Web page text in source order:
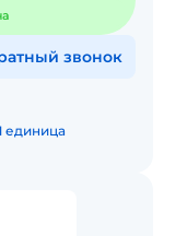
звонок
единица